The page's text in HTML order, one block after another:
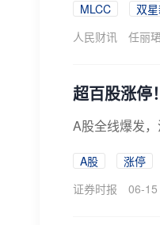
MLCC 双
人民财讯
任丽
超百股涨停
A股全线爆发
A股 涨停
证券时报
06-